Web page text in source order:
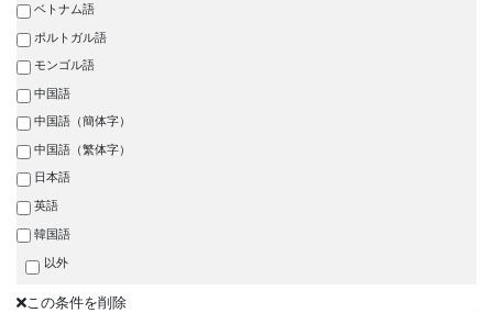
ベトナム語
ポルトガル語
モンゴル語
中国語
中国語（簡体字）
中国語（繁体字）
日本語
英語
韓国語
以外
この条件を削除